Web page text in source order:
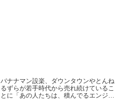
バナナマン設楽、ダウンタウンやとんね
るずらが若手時代から売れ続けているこ
とに「あの人たちは、積んでるエンジン